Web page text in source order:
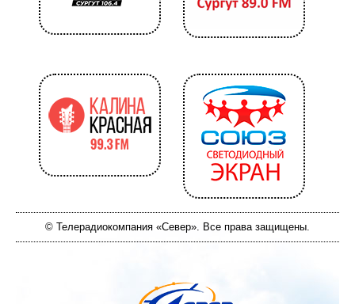
© Телерадиокомпания «Север». Все права защищены.